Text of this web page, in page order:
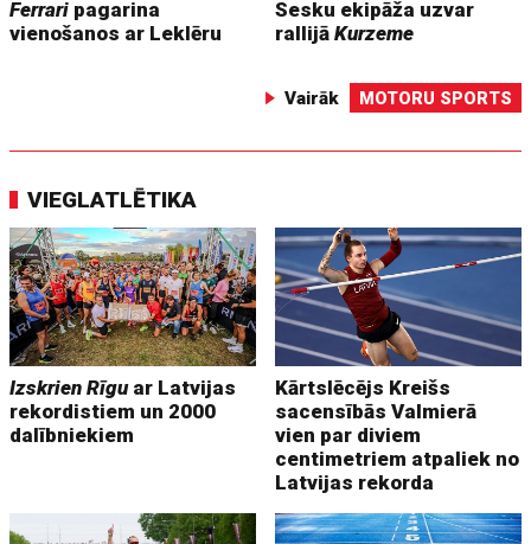
Ferrari pagarina
vienošanos ar Leklēru
Sesku ekipāža uzvar
rallijāKurzeme
Vairāk MOTORU SPORTS
VIEGLATLĒTIKA
Izskrien Rīguar Latvijas
rekordistiem un 2000
dalībniekiem
Kārtslēcējs Kreišs
sacensībās Valmierā
vien par diviem
centimetriem atpaliek no
Latvijas rekorda